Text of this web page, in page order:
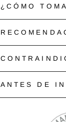
¿CÓMO
ANTES DE